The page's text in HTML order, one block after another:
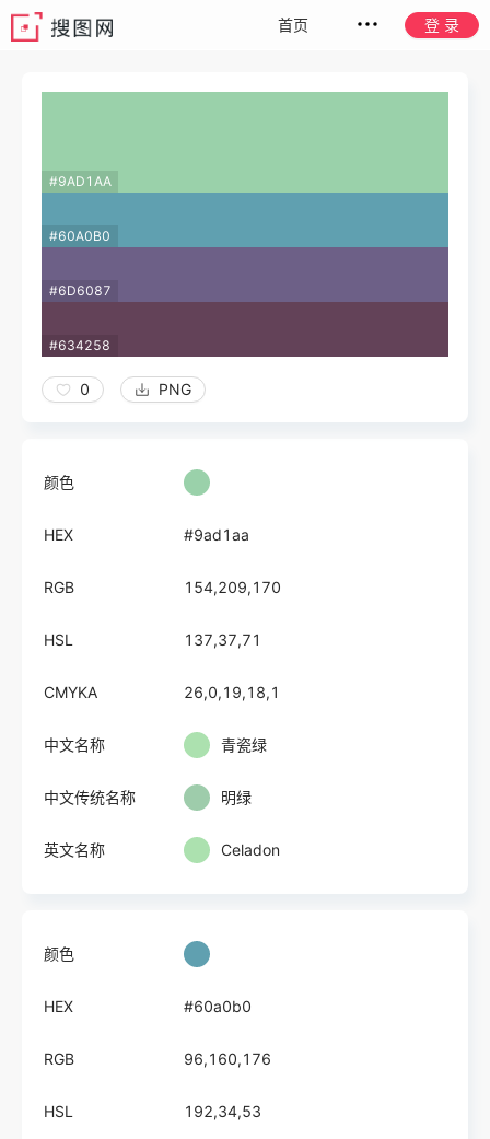
首页 登 录
#9AD1AA
#60A0B0
#6D6087
#634258
0 PNG
颜色
HEX #9ad1aa
RGB 154,209,170
HSL 137,37,71
CMYKA 26,0,19,18,1
中文名称 青瓷绿
中文传统名称 明绿
英文名称 Celadon
颜色
HEX #60a0b0
RGB 96,160,176
HSL 192,34,53